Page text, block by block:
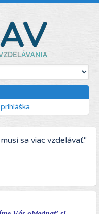
sa viac vzdelávať."